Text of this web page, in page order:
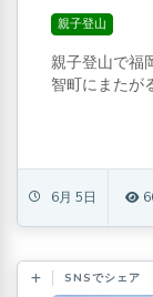
親子登山
親子登山で福
智町にまたが
6月 5日
SNSでシェア